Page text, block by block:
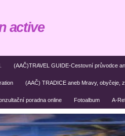
(AAČ)TRAVEL GUIDE-Cestovní průvodce
(AAČ) TRADICE aneb Mravy, obyčeje,
poradna online Fotoalbum A-
active